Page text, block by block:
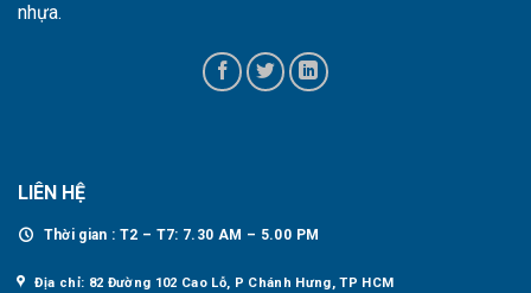
nhựa.
LIÊN HỆ
Thời gian : T2 – T7: 7.30 AM – 5.00 PM
Địa chỉ: 82 Đường 102 Cao Lỗ, P Chánh Hưng, TP HCM